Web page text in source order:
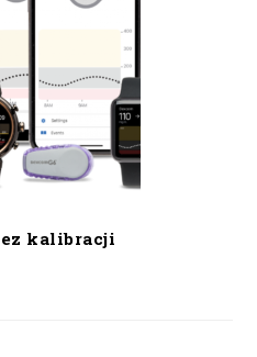
kalibracji